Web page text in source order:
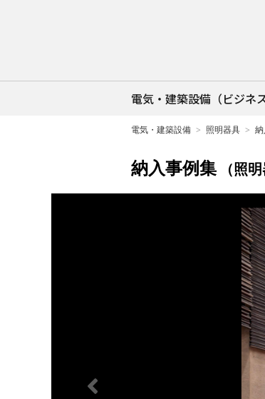
電気・建築設備（ビジネス
電気・建築設備 照明器具
納入事例集 （照